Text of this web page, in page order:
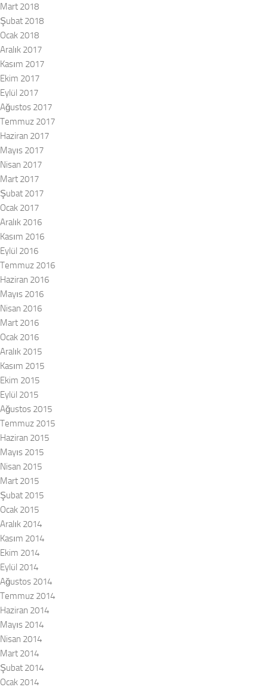
Mart 2018
Şubat 2018
Ocak 2018
Aralık 2017
Kasım 2017
Ekim 2017
Eylül 2017
Ağustos 2017
Temmuz 2017
Haziran 2017
Mayıs 2017
Nisan 2017
Mart 2017
Şubat 2017
Ocak 2017
Aralık 2016
Kasım 2016
Eylül 2016
Temmuz 2016
Haziran 2016
Mayıs 2016
Nisan 2016
Mart 2016
Ocak 2016
Aralık 2015
Kasım 2015
Ekim 2015
Eylül 2015
Ağustos 2015
Temmuz 2015
Haziran 2015
Mayıs 2015
Nisan 2015
Mart 2015
Şubat 2015
Ocak 2015
Aralık 2014
Kasım 2014
Ekim 2014
Eylül 2014
Ağustos 2014
Temmuz 2014
Haziran 2014
Mayıs 2014
Nisan 2014
Mart 2014
Şubat 2014
Ocak 2014